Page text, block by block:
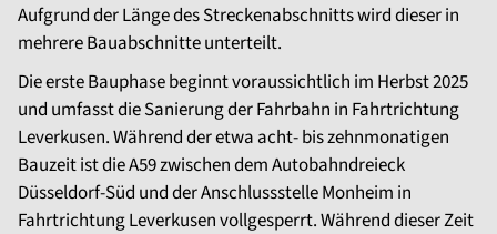
Aufgrund der Länge des Streckenabschnitts wird dieser in
mehrere Bauabschnitte unterteilt.
Die erste Bauphase beginnt voraussichtlich im Herbst 2025
und umfasst die Sanierung der Fahrbahn in Fahrtrichtung
Leverkusen. Während der etwa acht- bis zehnmonatigen
Bauzeit ist die A59 zwischen dem Autobahndreieck
Düsseldorf-Süd und der Anschlussstelle Monheim in
Fahrtrichtung Leverkusen vollgesperrt. Während dieser Zeit